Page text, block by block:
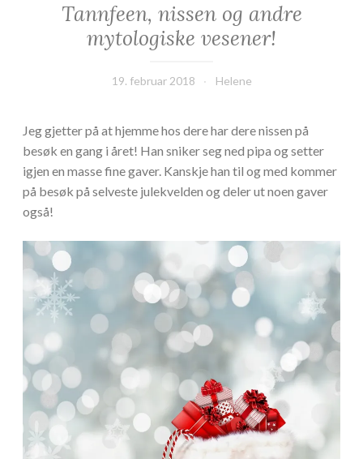
Tannfeen, nissen og andre
mytologiske vesener!
19. februar 2018 Helene
Jeg gjetter på at hjemme hos dere har dere nissen på
besøk en gang i året! Han sniker seg ned pipa og setter
igjen en masse fine gaver. Kanskje han til og med kommer
på besøk på selveste julekvelden og deler ut noen gaver
også!